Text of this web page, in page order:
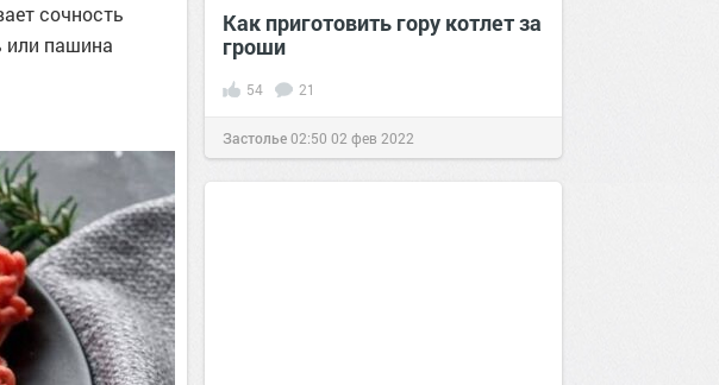
сочность
или пашина
Как приготовить гору котлет за
гроши
54 21
Застолье02:50 02 фев 2022